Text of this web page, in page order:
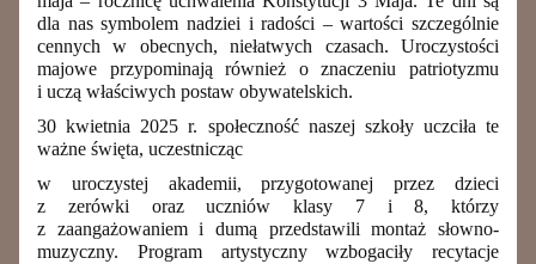
dla nas symbolem nadziei i radości – wartości szczególnie
cennych w obecnych, niełatwych czasach. Uroczystości
majowe przypominają również o znaczeniu patriotyzmu
i uczą właściwych postaw obywatelskich.
30 kwietnia 2025 r. społeczność naszej szkoły uczciła te
ważne święta, uczestnicząc
w uroczystej akademii, przygotowanej przez dzieci
z zerówki oraz uczniów klasy 7 i 8, którzy
z zaangażowaniem i dumą przedstawili montaż słowno-
muzyczny. Program artystyczny wzbogaciły recytacje